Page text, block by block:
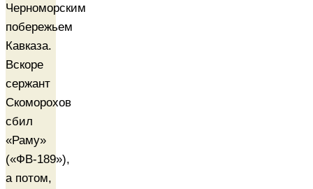
Черноморским
побережьем
Кавказа.
Вскоре
сержант
Скоморохов
сбил
«Раму»
(«ФВ-189»),
а потом,